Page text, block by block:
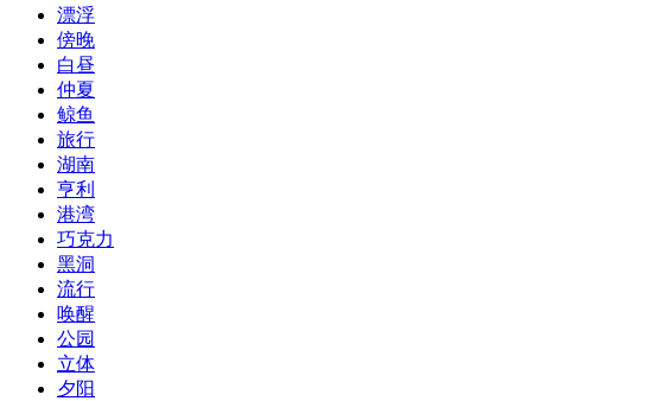
漂浮
傍晚
白昼
仲夏
鲸鱼
旅行
湖南
亨利
港湾
巧克力
黑洞
流行
唤醒
公园
立体
夕阳